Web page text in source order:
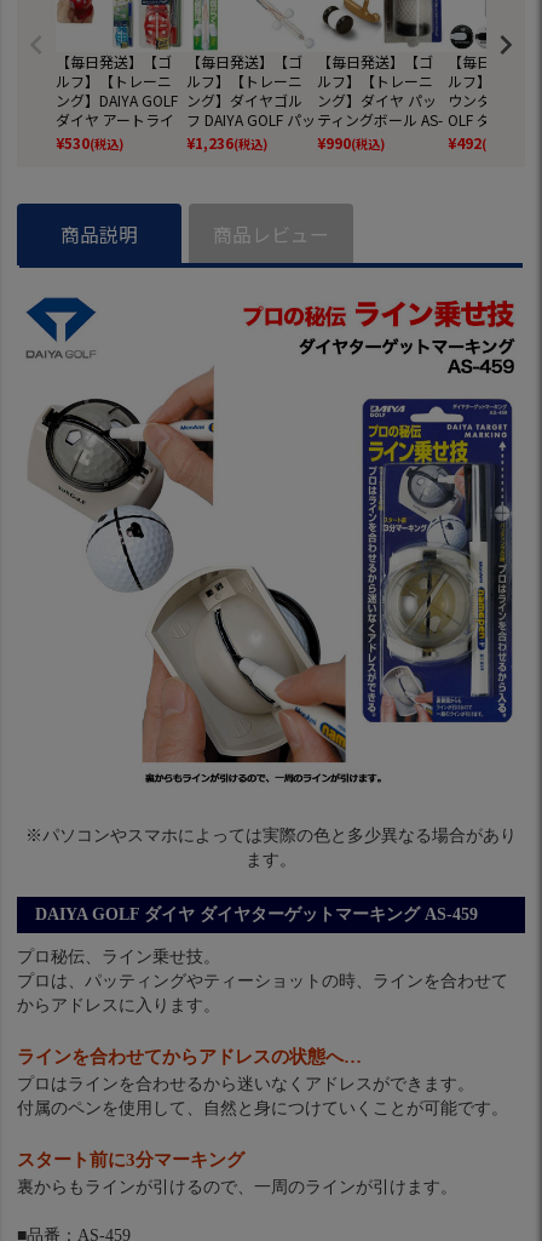
【毎日発送】【ゴ
ルフ】【トレーニ
ング】DAIYA GOLF
ダイヤ アートライ
ンゴルフマスター
マーカー AS-220
¥530(税込)
【毎日発送】【ゴ
ルフ】【トレーニ
ング】ダイヤゴル
フ DAIYA GOLF パッ
トチェッカー【パ
ター練習】
¥1,236(税込)
【毎日発送】【ゴ
ルフ】【トレーニ
ング】ダイヤ パッ
ティングボール AS-
096 【パター練
¥990(税込)
【毎日発送】
ルフ】【スコ
ウンター】
OLF ダイヤ
セットカウン
S-434
¥492(税込)
商品説明 商品レビュー
※パソコンやスマホによっては実際の色と多少異なる場合があり
ます。
DAIYA GOLF ダイヤ ダイヤターゲットマーキング AS-459
プロ秘伝、ライン乗せ技。
プロは、パッティングやティーショットの時、ラインを合わせて
からアドレスに入ります。
ラインを合わせてからアドレスの状態へ…
プロはラインを合わせるから迷いなくアドレスができます。
付属のペンを使用して、自然と身につけていくことが可能です。
スタート前に3分マーキング
裏からもラインが引けるので、一周のラインが引けます。
■品番：AS-459